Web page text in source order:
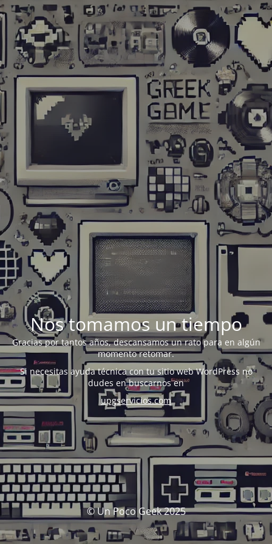
Nos tomamos un tiempo
Gracias por tantos años, descansamos un rato para en algún
momento retomar.
Si necesitas ayuda técnica con tu sitio web WordPress no
dudes en buscarnos en
upgservicios.com
© Un Poco Geek 2025